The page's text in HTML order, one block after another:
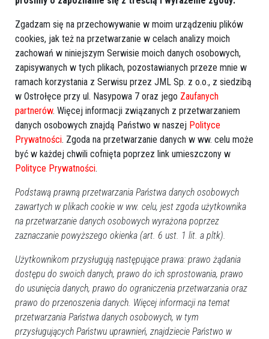
2020-01-20 20:01
Ostrołęka: Niepełnosprawny mężczyzna
utknął w windzie
Zgadzam się na przechowywanie w moim urządzeniu plików
cookies, jak też na przetwarzanie w celach analizy moich
zachowań w niniejszym Serwisie moich danych osobowych,
zapisywanych w tych plikach, pozostawianych przeze mnie w
ramach korzystania z Serwisu przez JML Sp. z o.o., z siedzibą
w Ostrołęce przy ul. Nasypowa 7 oraz jego Zaufanych
partnerów. Więcej informacji związanych z przetwarzaniem
danych osobowych znajdą Państwo w naszej Polityce
Prywatności. Zgoda na przetwarzanie danych w ww. celu może
być w każdej chwili cofnięta poprzez link umieszczony w
Polityce Prywatności.
Podstawą prawną przetwarzania Państwa danych osobowych
zawartych w plikach cookie w ww. celu, jest zgoda użytkownika
na przetwarzanie danych osobowych wyrażona poprzez
zaznaczanie powyższego okienka (art. 6 ust. 1 lit. a pltk).
Użytkownikom przysługują następujące prawa: prawo żądania
dostępu do swoich danych, prawo do ich sprostowania, prawo
do usunięcia danych, prawo do ograniczenia przetwarzania oraz
prawo do przenoszenia danych. Więcej informacji na temat
przetwarzania Państwa danych osobowych, w tym
przysługujących Państwu uprawnień, znajdziecie Państwo w